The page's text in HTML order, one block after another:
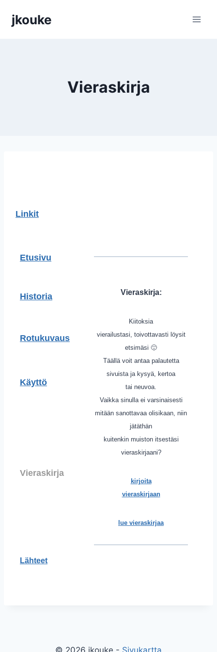
sisältöön
jkouke
Vieraskirja
Linkit
Etusivu
Vieraskirja:
Kiitoksia
vierailustasi, toivottavasti löysit
etsimäsi 🙂
Täällä voit antaa palautetta
sivuista ja kysyä, kertoa
tai neuvoa.
Vaikka sinulla ei varsinaisesti
mitään sanottavaa olisikaan, niin
jätäthän
kuitenkin muiston itsestäsi
vieraskirjaani?
kirjoita
vieraskirjaan
lue vieraskirjaa
Historia
Rotukuvaus
Käyttö
Vieraskirja
Lähteet
© 2026 jkouke - Sivukartta